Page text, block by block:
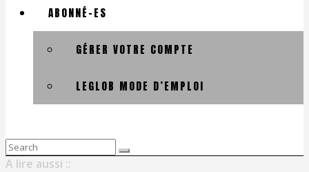
ABONNÉ-ES
GÉRER VOTRE COMPTE
LEGLOB MODE D’EMPLOI
Search
for:
A lire aussi ::